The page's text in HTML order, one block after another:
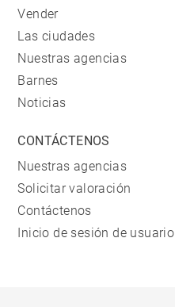
Vender
Las ciudades
Nuestras agencias
Barnes
Noticias
CONTÁCTENOS
Nuestras agencias
Solicitar valoración
Contáctenos
Inicio de sesión de usuario